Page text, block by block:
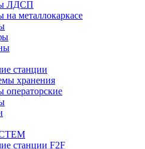
ЛДСП
на металлокаркасе
станции
хранения
операторские
станции F2F